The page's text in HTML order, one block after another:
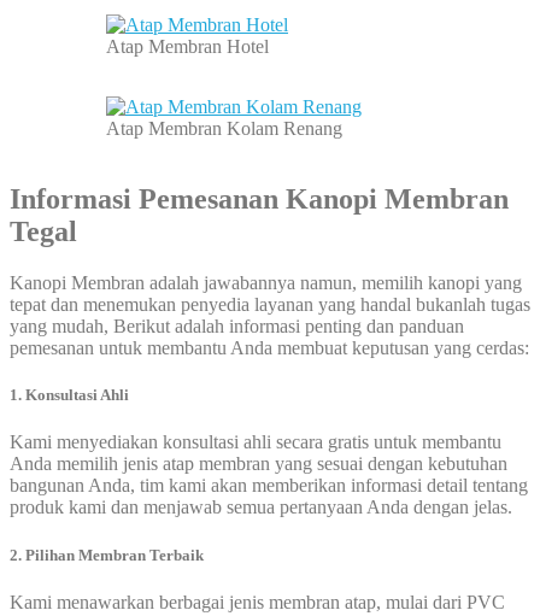
Atap Membran Hotel
Atap Membran Kolam Renang
Informasi Pemesanan Kanopi Membran
Tegal
Kanopi Membran adalah jawabannya namun, memilih kanopi yang
tepat dan menemukan penyedia layanan yang handal bukanlah tugas
yang mudah, Berikut adalah informasi penting dan panduan
pemesanan untuk membantu Anda membuat keputusan yang cerdas:
1. Konsultasi Ahli
Kami menyediakan konsultasi ahli secara gratis untuk membantu
Anda memilih jenis atap membran yang sesuai dengan kebutuhan
bangunan Anda, tim kami akan memberikan informasi detail tentang
produk kami dan menjawab semua pertanyaan Anda dengan jelas.
2. Pilihan Membran Terbaik
Kami menawarkan berbagai jenis membran atap, mulai dari PVC